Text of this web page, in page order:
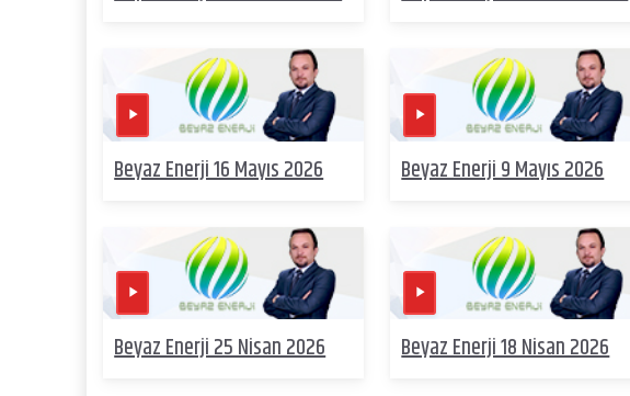
Beyaz Enerji 16 Mayıs 2026 Beyaz Enerji 9 Mayıs 2026
Beyaz Enerji 25 Nisan 2026 Beyaz Enerji 18 Nisan 2026